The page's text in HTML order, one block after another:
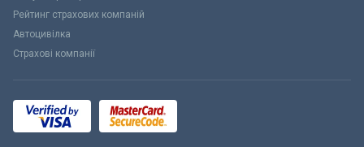
Рейтинг страхових компаній
Автоцивілка
Страхові компанії